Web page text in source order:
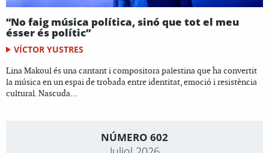
“No faig música política, sinó que tot el meu
ésser és polític”
VÍCTOR YUSTRES
Lina Makoul és una cantant i compositora palestina que ha convertit
la música en un espai de trobada entre identitat, emoció i resistència
cultural. Nascuda...
NÚMERO 602